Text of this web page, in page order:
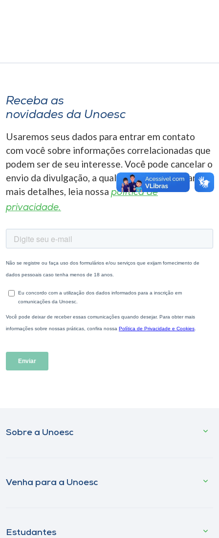
A-
Receba as
novidades da Unoesc
Usaremos seus dados para entrar em contato
com você sobre informações correlacionadas que
podem ser de seu interesse. Você pode cancelar o
envio da divulgação, a qualquer momento. Para
mais detalhes, leia nossa política de
privacidade.
Sobre a Unoesc
Venha para a Unoesc
Estudantes